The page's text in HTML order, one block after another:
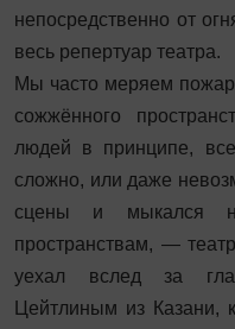
непосредственно от
весь репертуар театра.
Мы часто меряем
сожжённого
людей в принципе, все
сложно, или даже
сцены и мыкался
пространствам, —
уехал вслед за
Цейтлиным из Казани,